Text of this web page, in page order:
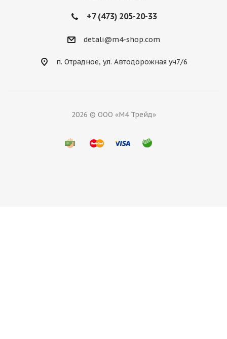
+7 (473) 205-20-33
detali@m4-shop.com
п. Отрадное, ул. Автодорожная уч7/6
2026 © ООО «М4 Трейд»